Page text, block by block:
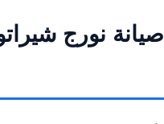
صيانة نورج